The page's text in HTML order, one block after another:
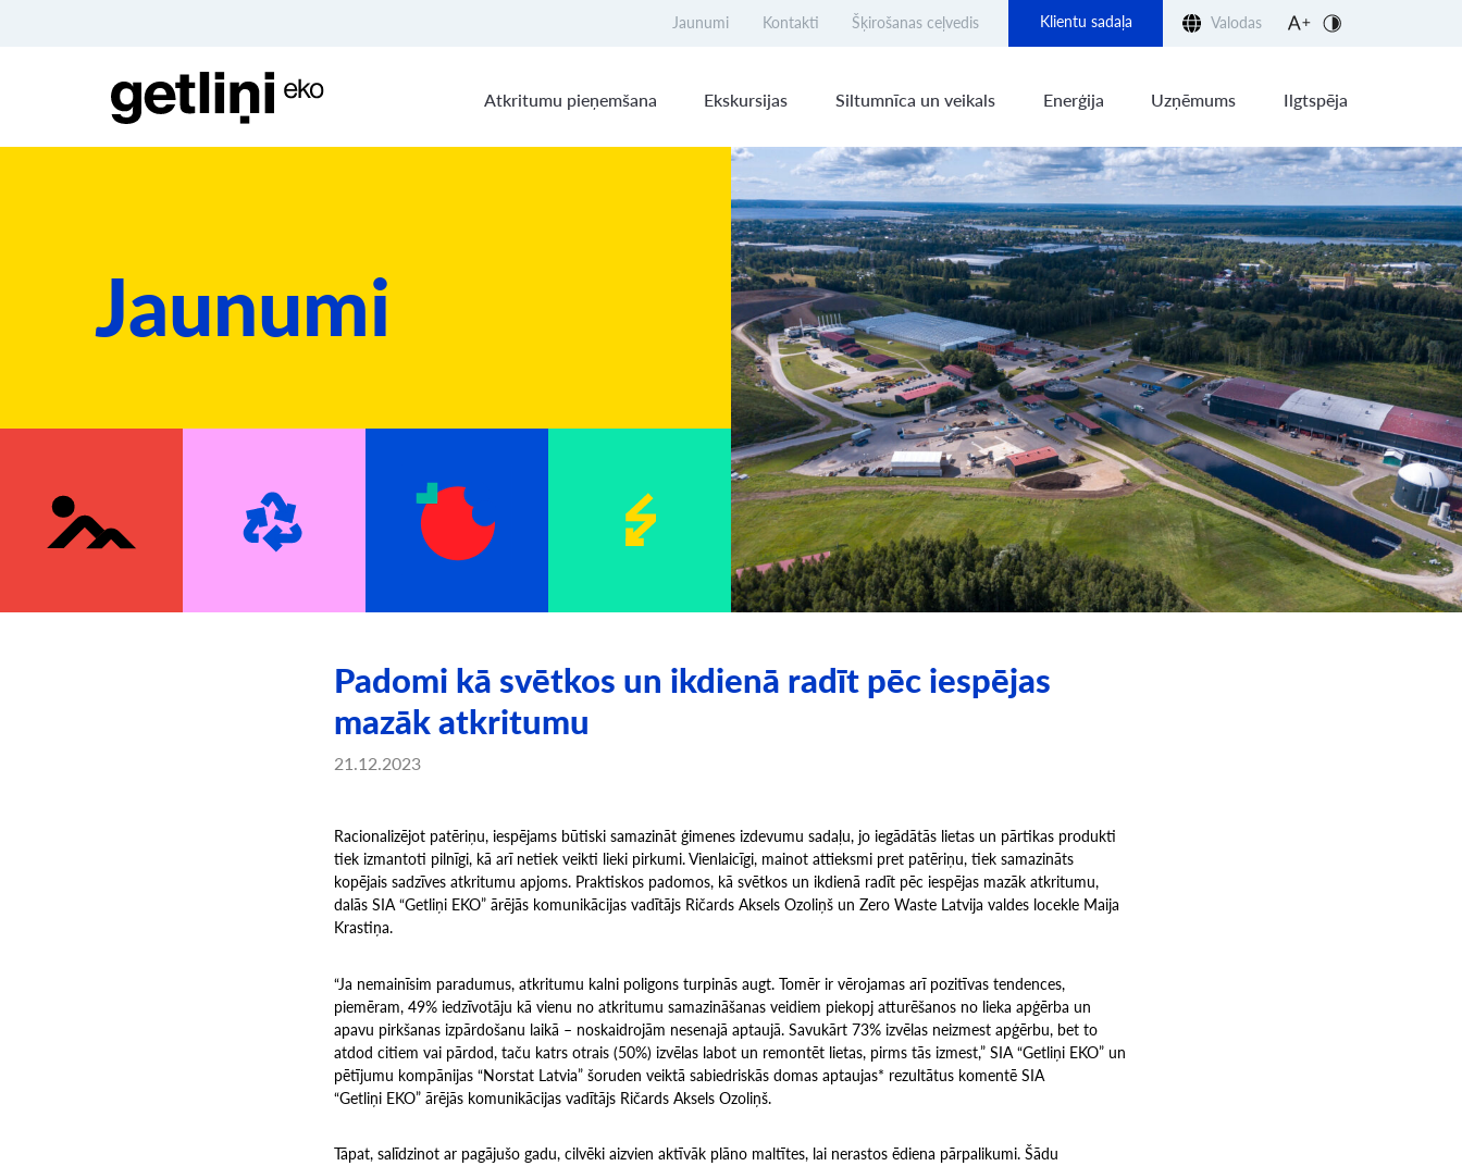
Jaunumi Kontakti Šķirošanas ceļvedis Klientu sadaļa Valodas
Atkritumu pieņemšana Ekskursijas Siltumnīca un veikals Enerģija Uzņēmums Ilgtspēja
Jaunumi
Padomi kā svētkos un ikdienā radīt pēc iespējas
mazāk atkritumu
21.12.2023
Racionalizējot patēriņu, iespējams būtiski samazināt ģimenes izdevumu sadaļu, jo iegādātās lietas un pārtikas produkti
tiek izmantoti pilnīgi, kā arī netiek veikti lieki pirkumi. Vienlaicīgi, mainot attieksmi pret patēriņu, tiek samazināts
kopējais sadzīves atkritumu apjoms. Praktiskos padomos, kā svētkos un ikdienā radīt pēc iespējas mazāk atkritumu,
dalās SIA “Getliņi EKO” ārējās komunikācijas vadītājs Ričards Aksels Ozoliņš un Zero Waste Latvija valdes locekle Maija
Krastiņa.
“Ja nemainīsim paradumus, atkritumu kalni poligons turpinās augt. Tomēr ir vērojamas arī pozitīvas tendences,
piemēram, 49% iedzīvotāju kā vienu no atkritumu samazināšanas veidiem piekopj atturēšanos no lieka apģērba un
apavu pirkšanas izpārdošanu laikā – noskaidrojām nesenajā aptaujā. Savukārt 73% izvēlas neizmest apģērbu, bet to
atdod citiem vai pārdod, taču katrs otrais (50%) izvēlas labot un remontēt lietas, pirms tās izmest,” SIA “Getliņi EKO” un
pētījumu kompānijas “Norstat Latvia” šoruden veiktā sabiedriskās domas aptaujas* rezultātus komentē SIA
“Getliņi EKO” ārējās komunikācijas vadītājs Ričards Aksels Ozoliņš.
Tāpat, salīdzinot ar pagājušo gadu, cilvēki aizvien aktīvāk plāno maltītes, lai nerastos ēdiena pārpalikumi. Šādu